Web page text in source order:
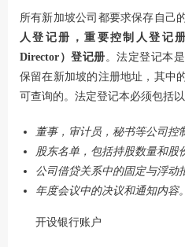
所有新加坡公司都要求保存自己
人登记册，重要控制人登记
Director）登记册。法定登记本
保留在新加坡的注册地址，其中
可查询的。法定登记本必须包括以
董事，审计员，秘书等公司控
股东名单，包括持股数量和股
公司借贷关系中的固定与浮动
年度会议中的决议和通知内容。
开设银行账户